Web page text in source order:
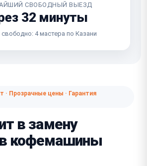
СВОБОДНЫЙ ВЫЕЗД
32 минуты
свободно: 4 мастера по Казани
· Прозрачные цены · Гарантия
в замену
кофемашины